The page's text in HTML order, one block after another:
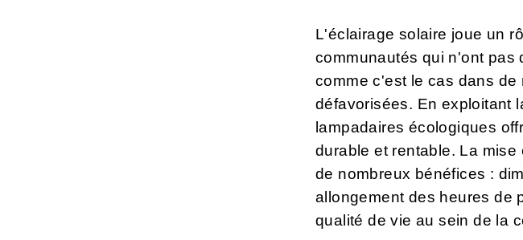
L'éclairage solaire joue un
communautés qui n'ont pas
comme c'est le cas dans de
défavorisées. En exploitant
lampadaires écologiques
durable et rentable. La
de nombreux bénéfices :
allongement des heures de
qualité de vie au sein de la